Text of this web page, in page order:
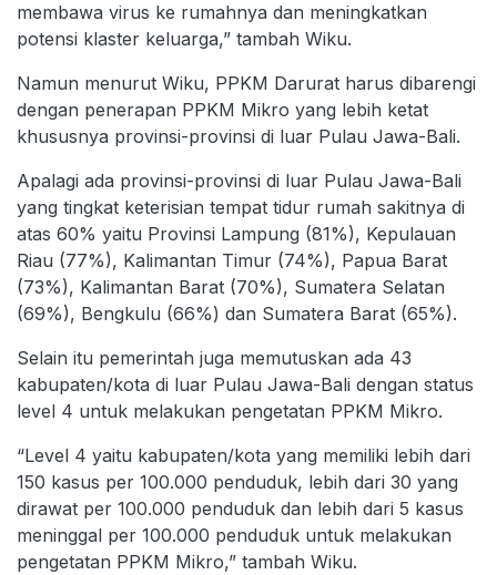
membawa virus ke rumahnya dan meningkatkan
potensi klaster keluarga,” tambah Wiku.
Namun menurut Wiku, PPKM Darurat harus dibarengi
dengan penerapan PPKM Mikro yang lebih ketat
khususnya provinsi-provinsi di luar Pulau Jawa-Bali.
Apalagi ada provinsi-provinsi di luar Pulau Jawa-Bali
yang tingkat keterisian tempat tidur rumah sakitnya di
atas 60% yaitu Provinsi Lampung (81%), Kepulauan
Riau (77%), Kalimantan Timur (74%), Papua Barat
(73%), Kalimantan Barat (70%), Sumatera Selatan
(69%), Bengkulu (66%) dan Sumatera Barat (65%).
Selain itu pemerintah juga memutuskan ada 43
kabupaten/kota di luar Pulau Jawa-Bali dengan status
level 4 untuk melakukan pengetatan PPKM Mikro.
“Level 4 yaitu kabupaten/kota yang memiliki lebih dari
150 kasus per 100.000 penduduk, lebih dari 30 yang
dirawat per 100.000 penduduk dan lebih dari 5 kasus
meninggal per 100.000 penduduk untuk melakukan
pengetatan PPKM Mikro,” tambah Wiku.